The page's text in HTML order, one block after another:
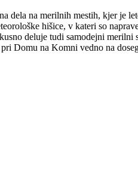
dela na merilnih mestih, kjer
hišice, v kateri so
deluje tudi samodejni
Domu na Komni vedno na